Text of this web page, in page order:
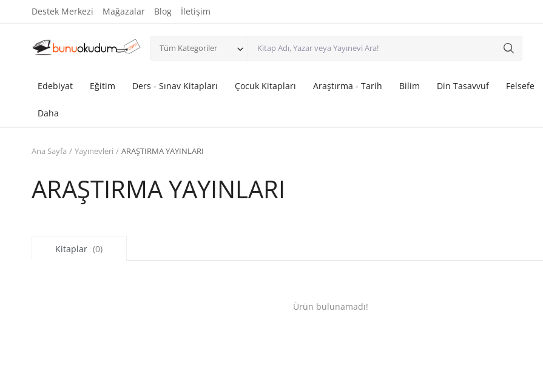
Destek Merkezi Mağazalar Blog İletişim
Tüm Kategoriler
Edebiyat Eğitim Ders - Sınav Kitapları Çocuk Kitapları Araştırma - Tarih Bilim Din Tasavvuf Felsefe
Daha
Ana Sayfa Yayınevleri ARAŞTIRMA YAYINLARI
ARAŞTIRMA YAYINLARI
Kitaplar (0)
Ürün bulunamadı!